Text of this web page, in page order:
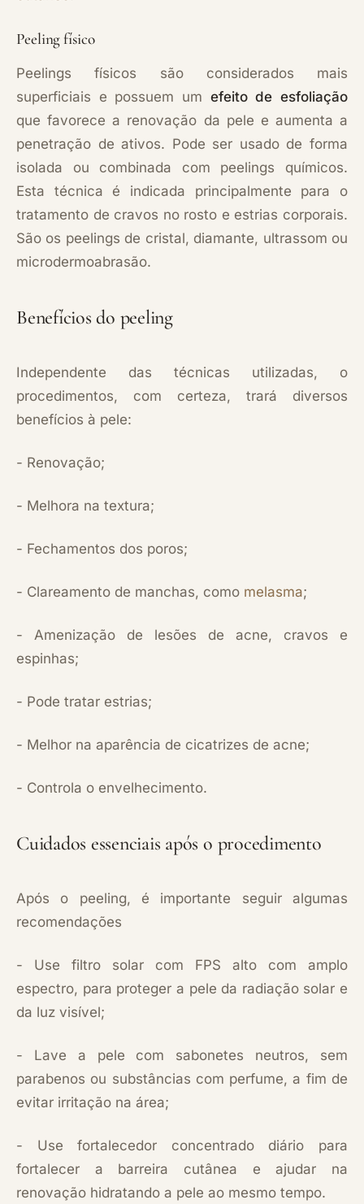
Peeling físico
Peelings físicos são considerados mais
superficiais e possuem um efeito de esfoliação
que favorece a renovação da pele e aumenta a
penetração de ativos. Pode ser usado de forma
isolada ou combinada com peelings químicos.
Esta técnica é indicada principalmente para o
tratamento de cravos no rosto e estrias corporais.
São os peelings de cristal, diamante, ultrassom ou
microdermoabrasão.
Benefícios do peeling
Independente das técnicas utilizadas, o
procedimentos, com certeza, trará diversos
benefícios à pele:
- Renovação;
- Melhora na textura;
- Fechamentos dos poros;
- Clareamento de manchas, como melasma;
- Amenização de lesões de acne, cravos e
espinhas;
- Pode tratar estrias;
- Melhor na aparência de cicatrizes de acne;
- Controla o envelhecimento.
Cuidados essenciais após o procedimento
Após o peeling, é importante seguir algumas
recomendações
- Use filtro solar com FPS alto com amplo
espectro, para proteger a pele da radiação solar e
da luz visível;
- Lave a pele com sabonetes neutros, sem
parabenos ou substâncias com perfume, a fim de
evitar irritação na área;
- Use fortalecedor concentrado diário para
fortalecer a barreira cutânea e ajudar na
renovação hidratando a pele ao mesmo tempo.